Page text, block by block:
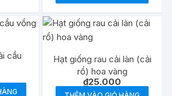
cầu
Hạt giống rau cải làn (cải
rổ) hoa vàng
₫25.000